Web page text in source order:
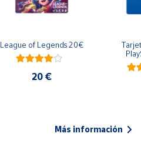
League of Legends 20€
20 €
Más información